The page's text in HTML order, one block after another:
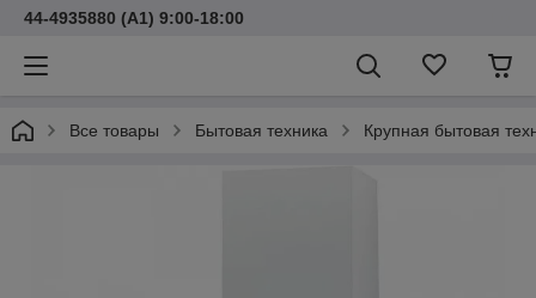
44-4935880 (A1) 9:00-18:00
Все товары Бытовая техника Крупная бытовая